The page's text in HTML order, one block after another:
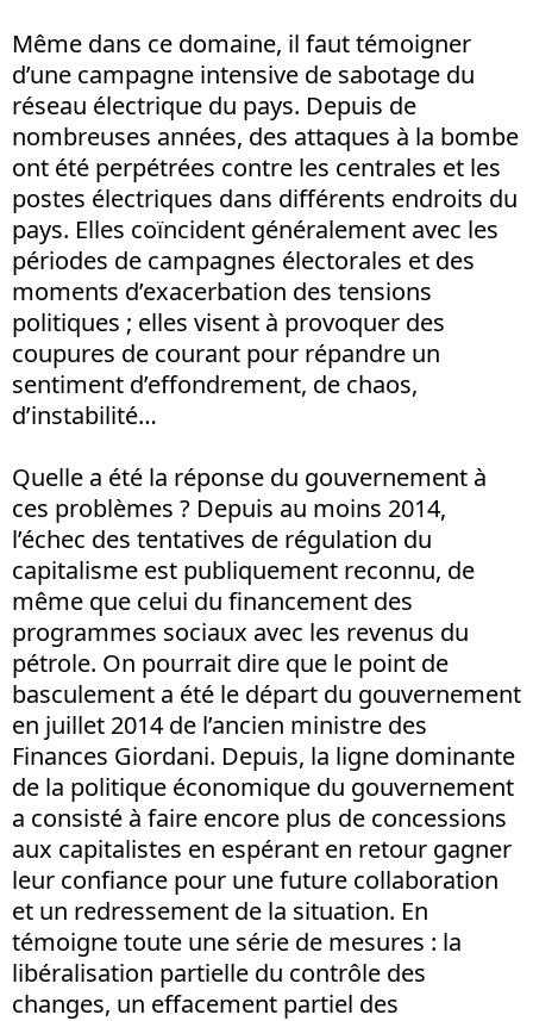
Même dans ce domaine, il faut témoigner
d’une campagne intensive de sabotage du
réseau électrique du pays. Depuis de
nombreuses années, des attaques à la bombe
ont été perpétrées contre les centrales et les
postes électriques dans différents endroits du
pays. Elles coïncident généralement avec les
périodes de campagnes électorales et des
moments d’exacerbation des tensions
politiques ; elles visent à provoquer des
coupures de courant pour répandre un
sentiment d’effondrement, de chaos,
d’instabilité…
Quelle a été la réponse du gouvernement à
ces problèmes ? Depuis au moins 2014,
l’échec des tentatives de régulation du
capitalisme est publiquement reconnu, de
même que celui du financement des
programmes sociaux avec les revenus du
pétrole. On pourrait dire que le point de
basculement a été le départ du gouvernement
en juillet 2014 de l’ancien ministre des
Finances Giordani. Depuis, la ligne dominante
de la politique économique du gouvernement
a consisté à faire encore plus de concessions
aux capitalistes en espérant en retour gagner
leur confiance pour une future collaboration
et un redressement de la situation. En
témoigne toute une série de mesures : la
libéralisation partielle du contrôle des
changes, un effacement partiel des